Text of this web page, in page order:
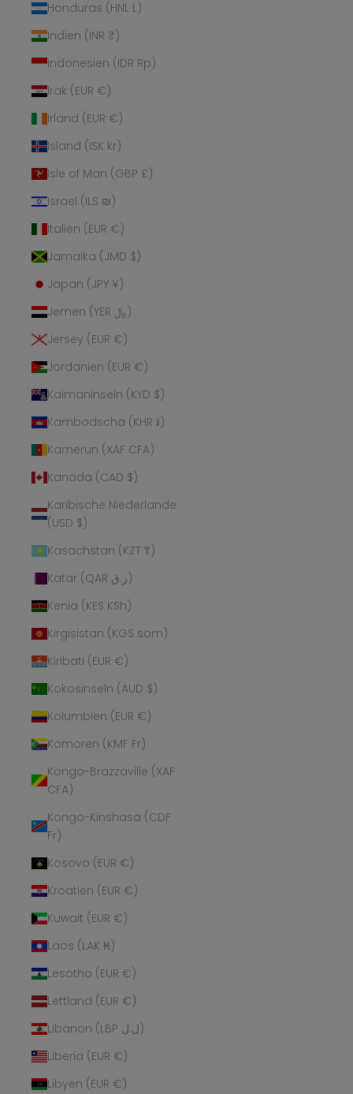
Honduras (HNL L)
Indien (INR ₹)
Indonesien (IDR Rp)
Irak (EUR €)
Irland (EUR €)
Island (ISK kr)
Isle of Man (GBP £)
Israel (ILS ₪)
Italien (EUR €)
Jamaika (JMD $)
Japan (JPY ¥)
Jemen (YER ﷼)
Jersey (EUR €)
Jordanien (EUR €)
Kaimaninseln (KYD $)
Kambodscha (KHR ៛)
Kamerun (XAF CFA)
Kanada (CAD $)
Karibische Niederlande
(USD $)
Kasachstan (KZT ₸)
Katar (QAR ر.ق)
Kenia (KES KSh)
Kirgisistan (KGS som)
Kiribati (EUR €)
Kokosinseln (AUD $)
Kolumbien (EUR €)
Komoren (KMF Fr)
Kongo-Brazzaville (XAF
CFA)
Kongo-Kinshasa (CDF
Fr)
Kosovo (EUR €)
Kroatien (EUR €)
Kuwait (EUR €)
Laos (LAK ₭)
Lesotho (EUR €)
Lettland (EUR €)
Libanon (LBP ل.ل)
Liberia (EUR €)
Libyen (EUR €)